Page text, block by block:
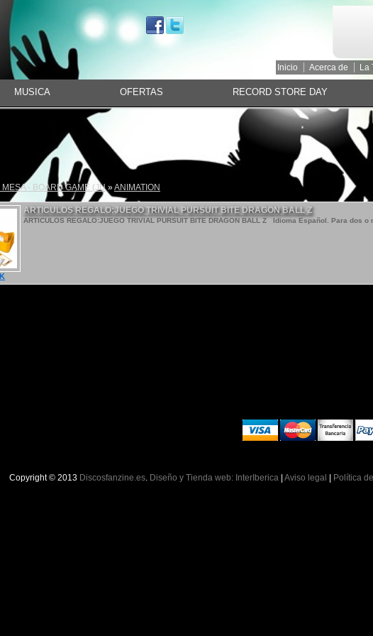
Inicio Acerca de La
MUSICA OFERTAS RECORD STORE DAY
- BOARD GAME (JU»ANIMATION
ARTICULOS REGALO:JUEGO TRIVIAL PURSUIT BITE DRAGON BALL Z
ARTICULOS REGALO:JUEGO TRIVIAL PURSUIT BITE DRAGON BALL Z Idioma Español. Para dos o
Copyright © 2013 Discosfanzine.es. Diseño y Tienda web: InterIberica| Aviso legal Política